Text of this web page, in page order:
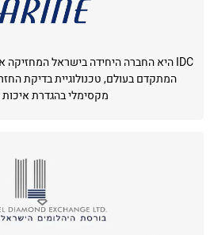
המתקדם בעולם, טכנולוגיית בדיקת
מקסימלי בהגדרת איכות